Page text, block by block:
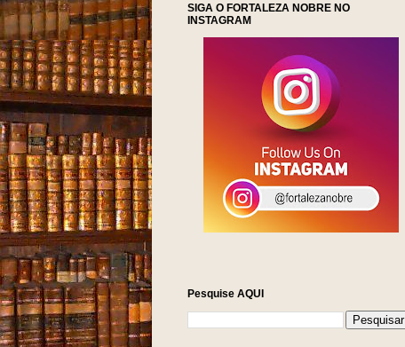
SIGA O FORTALEZA NOBRE NO
INSTAGRAM
Pesquise AQUI